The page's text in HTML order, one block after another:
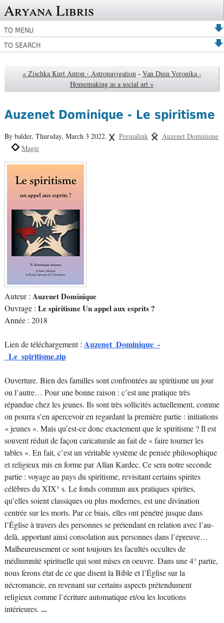
Aryana Libris
TO MENU
TO SEARCH
« Zischka Kurt Anton - Astronavigation - Van Duin Veronika -
Homemaking as a social art »
Auzenet Dominique - Le spiritisme
By balder, Thursday, March 3 2022. Permalink
Auzenet Dominique
Magie
Auteur : Auzenet Dominique
Ouvrage : Le spiritisme Un appel aux esprits ?
Année : 2018
Lien de téléchargement : Auzenet_Dominique_-
_Le_spiritisme.zip
Ouverture. Bien des familles sont confrontées au spiritisme un jour
ou l’autre… Pour une bonne raison : c’est une pratique très
répandue chez les jeunes. Ils sont très sollicités actuellement, comme
on pourra s’en apercevoir en regardant la première partie : initiations
« jeunes ». Mais qu’est-ce donc exactement que le spiritisme ? Il est
souvent réduit de façon caricaturale au fait de « faire tourner les
tables ». En fait, c’est un véritable système de pensée philosophique
et religieux mis en forme par Allan Kardec. Ce sera notre seconde
partie : voyage au pays du spiritisme, revisitant certains spirites
célèbres du XIX° s. Le fonds commun aux pratiques spirites,
qu’elles soient classiques ou plus modernes, est une divination
centrée sur les morts. Par ce biais, elles ont pénétré jusque dans
l’Église à travers des personnes se prétendant en relation avec l’au-
delà, apportant ainsi consolation aux personnes dans l’épreuve…
Malheureusement ce sont toujours les facultés occultes de
médiumnité spirituelle qui sont mises en oeuvre. Dans une 4° partie,
nous ferons état de ce que disent la Bible et l’Église sur la
nécromancie, en revenant sur certains aspects prétendument
religieux comme l’écriture automatique et/ou les locutions
intérieures. ...